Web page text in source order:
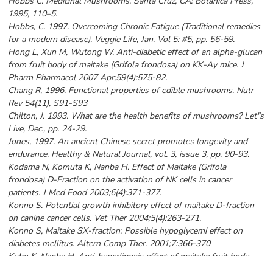
1995, 110–5.
Hobbs, C. 1997. Overcoming Chronic Fatigue (Traditional remedies
for a modern disease). Veggie Life, Jan. Vol 5: #5, pp. 56-59.
Hong L, Xun M, Wutong W. Anti-diabetic effect of an alpha-glucan
from fruit body of maitake (Grifola frondosa) on KK-Ay mice. J
Pharm Pharmacol 2007 Apr;59(4):575-82.
Chang R, 1996. Functional properties of edible mushrooms. Nutr
Rev 54(11), S91-S93
Chilton, J. 1993. What are the health benefits of mushrooms? Let"s
Live, Dec., pp. 24-29.
Jones, 1997. An ancient Chinese secret promotes longevity and
endurance. Healthy & Natural Journal, vol. 3, issue 3, pp. 90-93.
Kodama N, Komuta K, Nanba H. Effect of Maitake (Grifola
frondosa) D-Fraction on the activation of NK cells in cancer
patients. J Med Food 2003;6(4):371-377.
Konno S. Potential growth inhibitory effect of maitake D-fraction
on canine cancer cells. Vet Ther 2004;5(4):263-271.
Konno S, Maitake SX-fraction: Possible hypoglycemi effect on
diabetes mellitus. Altern Comp Ther. 2001;7:366-370